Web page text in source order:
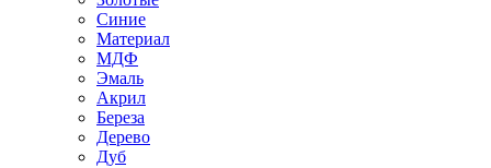
Синие
Материал
МДФ
Эмаль
Акрил
Береза
Дерево
Дуб